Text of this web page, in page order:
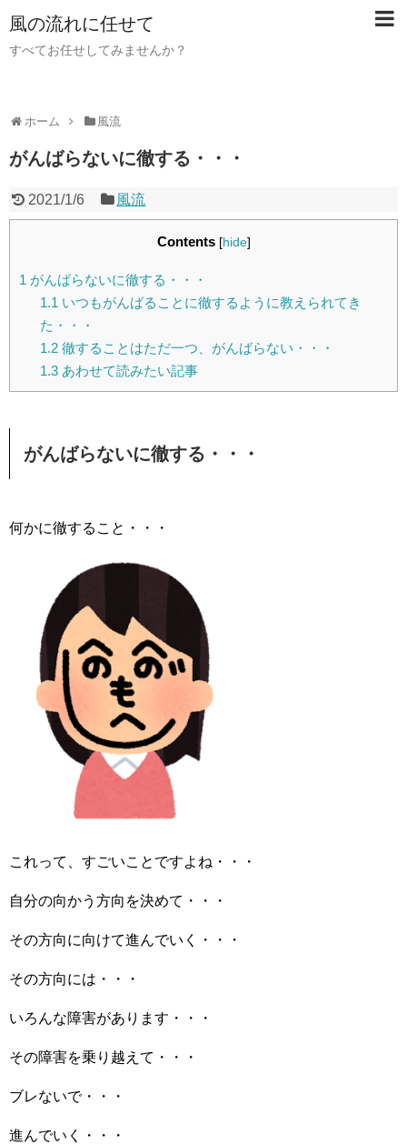
風の流れに任せて
すべてお任せしてみませんか？
ホーム 風流
がんばらないに徹する・・・
2021/1/6 風流
Contents [hide]
1 がんばらないに徹する・・・
1.1 いつもがんばることに徹するように教えられてき
た・・・
1.2徹することはただ一つ、がんばらない・・・
1.3あわせて読みたい記事
がんばらないに徹する・・・
何かに徹すること・・・
これって、すごいことですよね・・・
自分の向かう方向を決めて・・・
その方向に向けて進んでいく・・・
その方向には・・・
いろんな障害があります・・・
その障害を乗り越えて・・・
ブレないで・・・
進んでいく・・・